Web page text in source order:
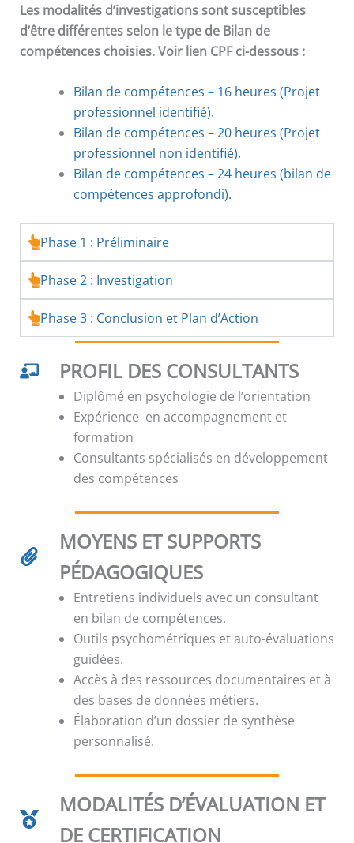
Les modalités d’investigations sont susceptibles
d’être différentes selon le type de Bilan de
compétences choisies. Voir lien CPF ci-dessous :
Bilan de compétences – 16 heures (Projet
professionnel identifié).
Bilan de compétences –20 heures (Projet
professionnel non identifié).
Bilan de compétences – 24 heures (bilan de
compétences approfondi).
Phase 1 : Préliminaire
Phase 2 : Investigation
Phase 3 : Conclusion et Plan d’Action
PROFIL DES CONSULTANTS
Diplômé en psychologie de l’orientation
Expérience en accompagnement et
formation
Consultants spécialisés en développement
des compétences
MOYENS ET SUPPORTS
PÉDAGOGIQUES
Entretiens individuels avec un consultant
en bilan de compétences.
Outils psychométriques et auto-évaluations
guidées.
Accès à des ressources documentaires et à
des bases de données métiers.
Élaboration d’un dossier de synthèse
personnalisé.
MODALITÉS D’ÉVALUATION ET
DE CERTIFICATION